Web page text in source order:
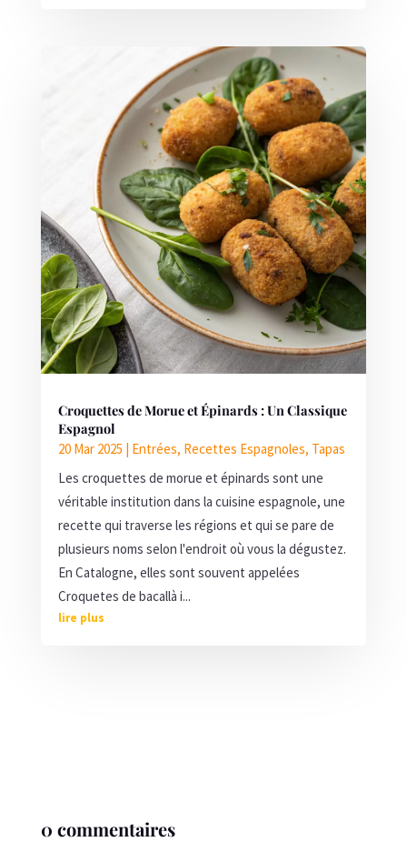
Croquettes de Morue et Épinards : Un Classique
Espagnol
20 Mar 2025 | Entrées, Recettes Espagnoles, Tapas
Les croquettes de morue et épinards sont une
véritable institution dans la cuisine espagnole, une
recette qui traverse les régions et qui se pare de
plusieurs noms selon l'endroit où vous la dégustez.
En Catalogne, elles sont souvent appelées
Croquetes de bacallà i...
lire plus
0 commentaires